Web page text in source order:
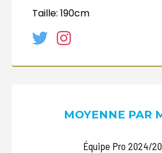
Taille: 190cm
MOYENNE PAR